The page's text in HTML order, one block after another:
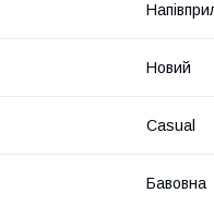
Новий
Casual
Бавовна